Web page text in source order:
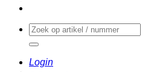
Zoeken
naar:
Login